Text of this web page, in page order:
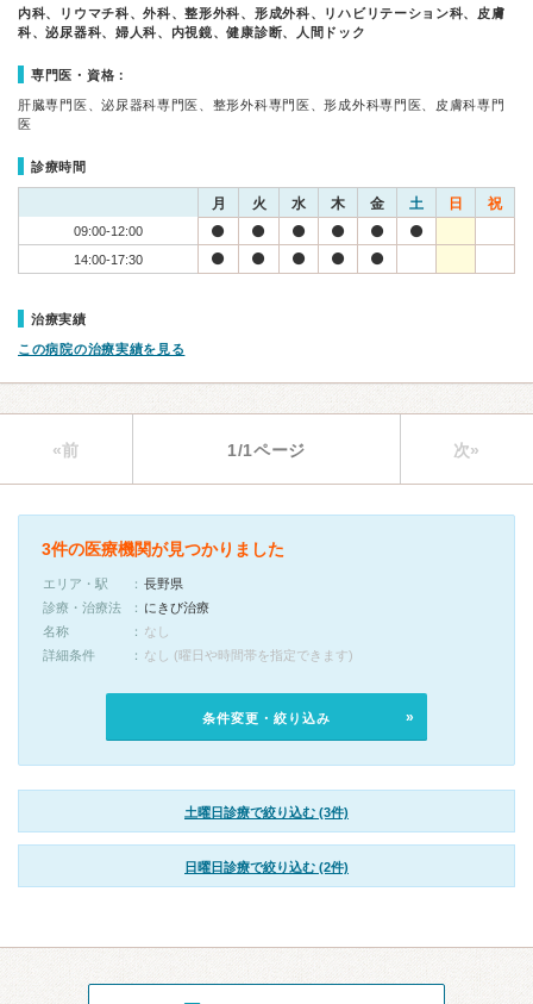
内科、リウマチ科、外科、整形外科、形成外科、リハビリテーション科、皮膚
科、泌尿器科、婦人科、内視鏡、健康診断、人間ドック
専門医・資格：
肝臓専門医、泌尿器科専門医、整形外科専門医、形成外科専門医、皮膚科専門
医
診療時間
月 火 水 木 金 土 日 祝
09:00-12:00
14:00-17:30
治療実績
この病院の治療実績を見る
«前 1/1ページ 次»
3件の医療機関が見つかりました
エリア・駅
長野県
診療・治療法
にきび治療
名称
なし
詳細条件
なし (曜日や時間帯を指定できます)
条件変更・絞り込み
土曜日診療で絞り込む (3件)
日曜日診療で絞り込む (2件)